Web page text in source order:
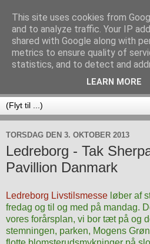
TORSDAG DEN 3. OKTOBER 2013
Ledreborg - Tak
Pavillion Danmark
Ledreborg Livstilsmesse løber af
fredag og til og med på mandag.
vores forårsplan, vi bor tæt på og
stemningen, parken, Mogens
This site uses cookies from
and to analyze traffic. Your IP
shared with Google along with
metrics to ensure quality of
statistics, and to detect and
LEARN MORE